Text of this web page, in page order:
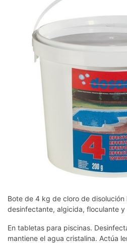
Bote de 4 kg de cloro de disolución
desinfectante, algicida, floculante
En tabletas para piscinas.
mantiene el agua cristalina. Actúa